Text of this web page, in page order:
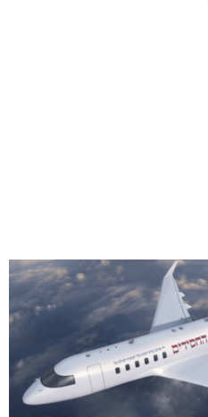
ובשליחות
הרב שמואל
ששון
שליח הרבי שליט"א
מה"מ ומנהל בית חב"ד
תלם ואדורה בגזרת הר